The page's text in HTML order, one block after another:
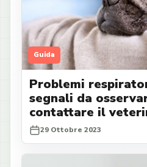
Guida
Problemi
segnali da
contattare il
29 Ottobre 2023